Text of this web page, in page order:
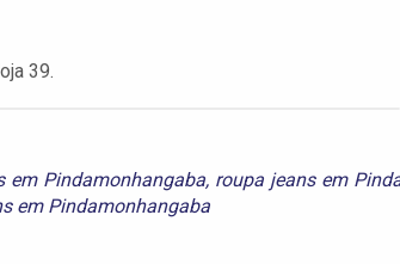
39.
em Pindamonhangaba, roupa jeans em
em Pindamonhangaba